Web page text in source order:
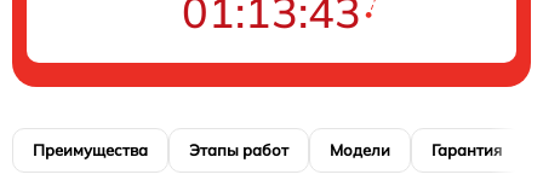
01:13:42
Преимущества Этапы работ Модели Гарантия